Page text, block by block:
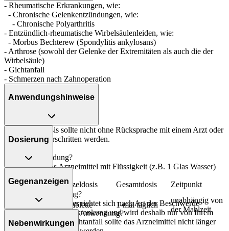
- Rheumatische Erkrankungen, wie:
- Chronische Gelenkentzündungen, wie:
- Chronische Polyarthritis
- Entzündlich-rheumatische Wirbelsäulenleiden, wie:
- Morbus Bechterew (Spondylitis ankylosans)
- Arthrose (sowohl der Gelenke der Extremitäten als auch die der
Wirbelsäule)
- Gichtanfall
- Schmerzen nach Zahnoperation
Anwendungshinweise
Die Gesamtdosis sollte nicht ohne Rücksprache mit einem Arzt oder
Apotheker überschritten werden.
Art der Anwendung?
Nehmen Sie das Arzneimittel mit Flüssigkeit (z.B. 1 Glas Wasser)
Dauer der Anwendung?
Die Anwendungsdauer richtet sich nach Art der Beschwerde
und/oder Dauer der Erkrankung und wird deshalb nur von Ihrem
Arzt bestimmt. Bei Gichtanfall sollte das Arzneimittel nicht länger
Dosierung
Personenkreis
Einzeldosis Gesamtdosis
Zeitpunkt
16 Jahren und
1 Tablette 1-mal täglich
unabhängig von
der Mahlzeit
Gegenanzeigen
Was spricht gegen eine Anwendung?
Nebenwirkungen